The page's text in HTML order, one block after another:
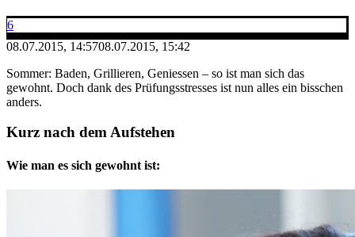
6
08.07.2015, 14:5708.07.2015, 15:42
Sommer: Baden, Grillieren, Geniessen – so ist man sich das
gewohnt. Doch dank des Prüfungsstresses ist nun alles ein bisschen
anders.
Kurz nach dem Aufstehen
Wie man es sich gewohnt ist: